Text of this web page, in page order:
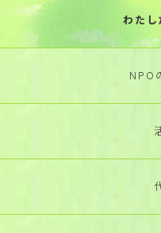
わたし
NPO